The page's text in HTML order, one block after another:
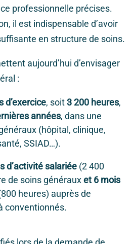
professionnelle précises.
il est indispensable d’avoir
en structure de soins.
aujourd’hui d’envisager
:
d’exercice, soit3 200 heures,
années, dans une
(hôpital, clinique,
SSIAD…).
d’activité salariée (2 400
de soins générauxet 6 mois
heures) auprès de
conventionnés.